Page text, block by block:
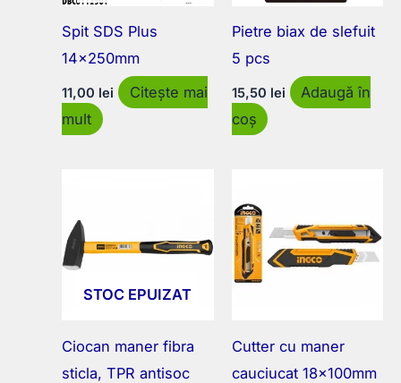
Spit SDS Plus
14x250mm
11,00 lei
Citește mai
mult
Pietre biax de slefuit
5 pcs
15,50 lei
Adaugă în
coș
STOC EPUIZAT
Ciocan maner fibra
sticla, TPR antisoc
Cutter cu maner
cauciucat 18x100mm